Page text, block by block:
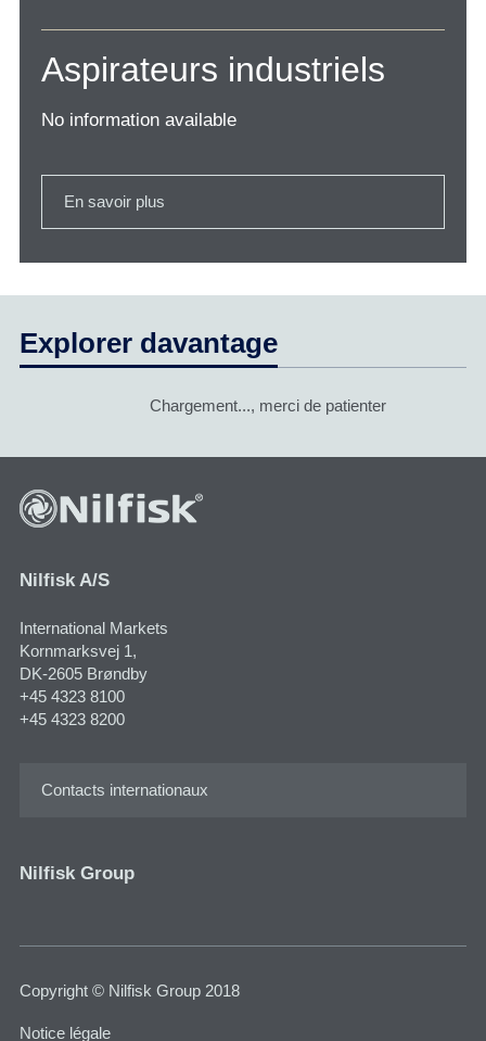
Aspirateurs industriels
No information available
En savoir plus
Explorer davantage
Chargement..., merci de patienter
Nilfisk A/S
International Markets
Kornmarksvej 1​,
DK-2605 Brøndby
+45 4323 8100
+45 4323 8200
Contacts internationaux
Nilfisk Group
Copyright © Nilfisk Group 2018
Notice légale